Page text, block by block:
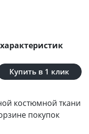
Купить в 1 клик
костюмной ткани
покупок